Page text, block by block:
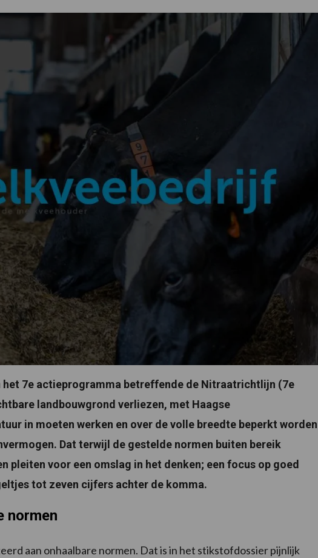
het 7e actieprogramma betreffende de Nitraatrichtlijn (7e
landbouwgrond verliezen, met Haagse
in moeten werken en over de volle breedte beperkt worden
Dat terwijl de gestelde normen buiten bereik
pleiten voor een omslag in het denken; een focus op goed
tot zeven cijfers achter de komma.
normen
aan onhaalbare normen. Dat is in het stikstofdossier pijnlijk